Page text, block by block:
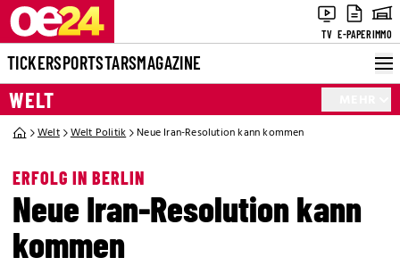
TV E-PAPERIMMO
TICKERSPORTSTARSMAGAZINE
WELT
Welt Welt Politik Neue Iran-Resolution kann kommen
ERFOLG IN BERLIN
Neue Iran-Resolution kann
kommen